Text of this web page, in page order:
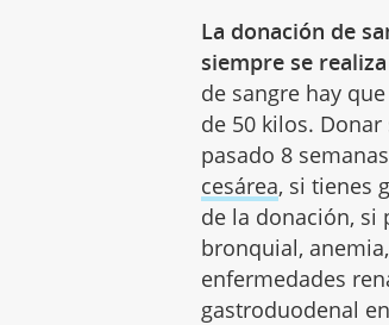
La donación de
siempre se
de sangre hay
de 50 kilos.
pasado 8
cesárea, si tienes
de la donación, si
bronquial,
enfermedades
gastroduodenal